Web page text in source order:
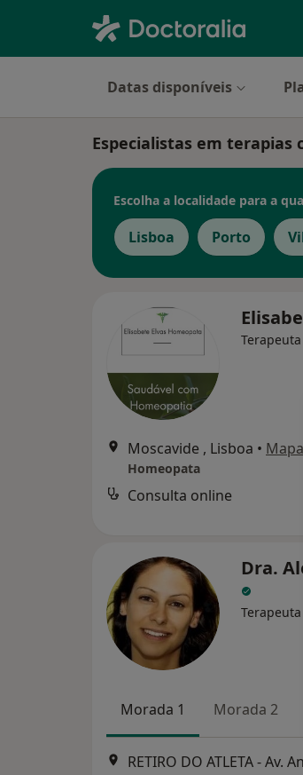
Datas disponíveis
Especialistas em
Escolha a localidade para a
Lisboa Porto
Moscavide , Lisboa • Mapa
Homeopata
Consulta online
Dra.
Morada 1 Morada 2